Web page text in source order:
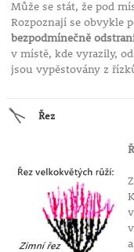
Může se stát, že pod
Rozpoznají se obvykle
bezpodmínečně
v místě, kde vyrazily,
jsou vypěstovány z
Řez